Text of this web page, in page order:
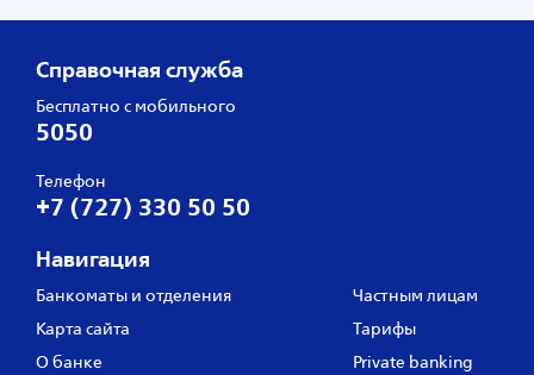
Справочная служба
Бесплатно с мобильного
5050
Телефон
+7 (727) 330 50 50
Навигация
Банкоматы и отделения
Карта сайта
О банке
Частным лицам
Тарифы
Private banking